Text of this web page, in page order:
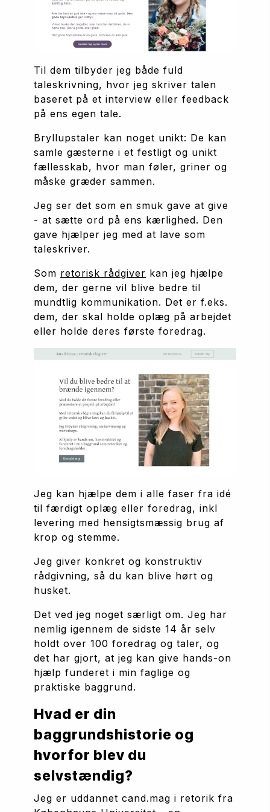
Til dem tilbyder jeg både fuld
taleskrivning, hvor jeg skriver talen
baseret på et interview eller feedback
på ens egen tale.
Bryllupstaler kan noget unikt: De kan
samle gæsterne i et festligt og unikt
fællesskab, hvor man føler, griner og
måske græder sammen.
Jeg ser det som en smuk gave at give
- at sætte ord på ens kærlighed. Den
gave hjælper jeg med at lave som
taleskriver.
Som retorisk rådgiver kan jeg hjælpe
dem, der gerne vil blive bedre til
mundtlig kommunikation. Det er f.eks.
dem, der skal holde oplæg på arbejdet
eller holde deres første foredrag.
Jeg kan hjælpe dem i alle faser fra idé
til færdigt oplæg eller foredrag, inkl
levering med hensigtsmæssig brug af
krop og stemme.
Jeg giver konkret og konstruktiv
rådgivning, så du kan blive hørt og
husket.
Det ved jeg noget særligt om. Jeg har
nemlig igennem de sidste 14 år selv
holdt over 100 foredrag og taler, og
det har gjort, at jeg kan give hands-on
hjælp funderet i min faglige og
praktiske baggrund.
Hvad er din
baggrundshistorie og
hvorfor blev du
selvstændig?
Jeg er uddannet cand.mag i retorik fra